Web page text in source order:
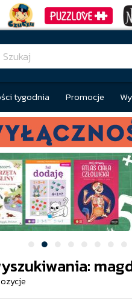
tygodnia Promocje